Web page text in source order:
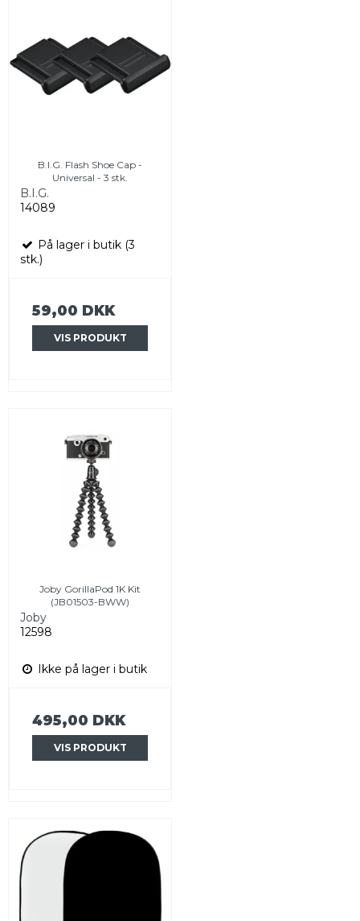
B.I.G. Flash Shoe Cap -
Universal - 3 stk.
B.I.G.
14089
På lager i butik (3
stk.)
59,00 DKK
VIS PRODUKT
Joby GorillaPod 1K Kit
(JB01503-BWW)
Joby
12598
Ikke på lager i butik
495,00 DKK
VIS PRODUKT